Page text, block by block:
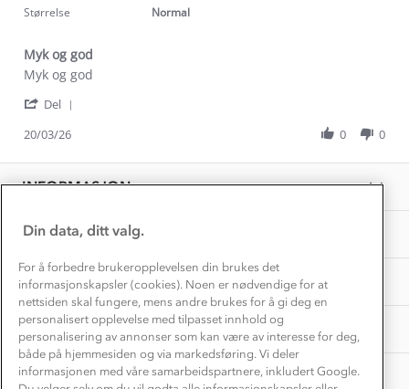
rating
Størrelse Normal
Myk og god
Review
Arnhild
on
Mar
2026
review
Myk
god
Myk og god
Del
Arnhild
A.
Mar
2026
20/03/26 0 0
INFORMASJON
Konkurransevinnere
Kundeklubb
Våre butikker
Bedrift, barnehage og SFO
Presse
OM OSS
Inkludering
Materialer
Personvern
Samarbeide med oss?
TIPS OG RÅD
Dette trenger du til barnehagen
Gravidklær
Hvordan velge riktig turtøy?
Store størrelser
Turmat oppskrifter
Beredskap
AKTIVITETER
Få turinspirasjon og tips her⛰
Overnatte utendørs⛺
Leirskole 🥾
Barnehageansatt
Tips til hyttetur
Din data, ditt valg.
For å forbedre brukeropplevelsen din brukes det
informasjonskapsler (cookies). Noen er nødvendige for at
nettsiden skal fungere, mens andre brukes for å gi deg en
personalisert opplevelse med tilpasset innhold og
personalisering av annonser som kan være av interesse for deg,
både på hjemmesiden og via markedsføring. Vi deler
informasjonen med våre samarbeidspartnere, inkludert Google.